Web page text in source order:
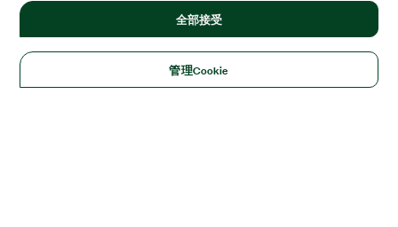
管理Cookie
全部接受